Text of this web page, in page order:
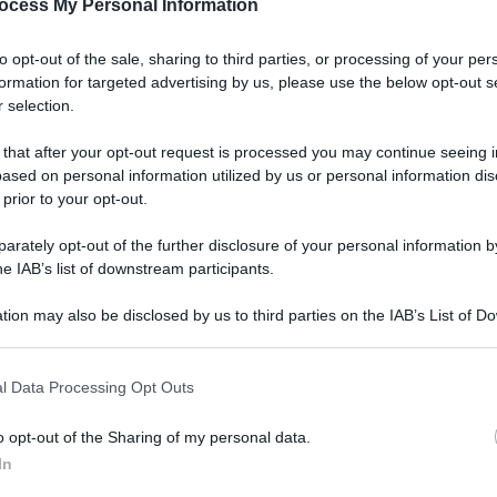
My Personal Information
opt-out of the sale, sharing to third parties, or processing of your
for targeted advertising by us, please use the below opt-out
selection.
that after your opt-out request is processed you may continue seeing
on personal information utilized by us or personal information
to your opt-out.
opt-out of the further disclosure of your personal information
IAB’s list of downstream participants.
may also be disclosed by us to third parties on the IAB’s List of
including but not limited to your visit or usage behaviour. You may click
to Google and its third-party tags to use your data for below specified
consent section.
Data Processing Opt Outs
opt-out of the Sharing of my personal data.
da discutere.
mentre le strutture assistenziali e gli
l’offerta di cure e assistenza è totalmente
endocrinologica: stato dell’arte e
Medici Endocrinologi (AME
Bocconi e presentato questa mattina